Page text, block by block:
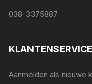
038-3375887
KLANTENSERVICE
Aanmelden als nieuwe